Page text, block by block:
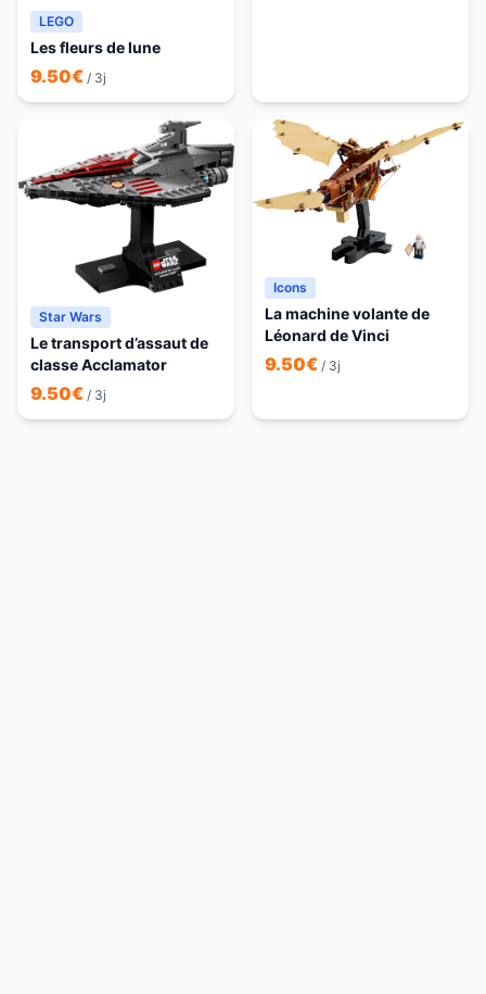
LEGO
Les fleurs de lune
9.50€ / 3j
Star Wars
Le transport d’assaut de
classe Acclamator
9.50€ / 3j
Icons
La machine volante de
Léonard de Vinci
9.50€ / 3j